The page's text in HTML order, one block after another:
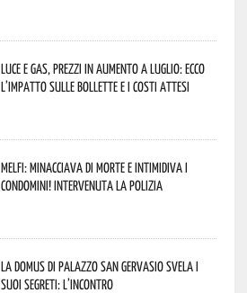
Luce e gas, prezzi in aumento a luglio: ecco
l’impatto sulle bollette e i costi attesi
Melfi: minacciava di morte e intimidiva i
condomini! Intervenuta la Polizia
La Domus di Palazzo San Gervasio svela i
suoi segreti: l’incontro